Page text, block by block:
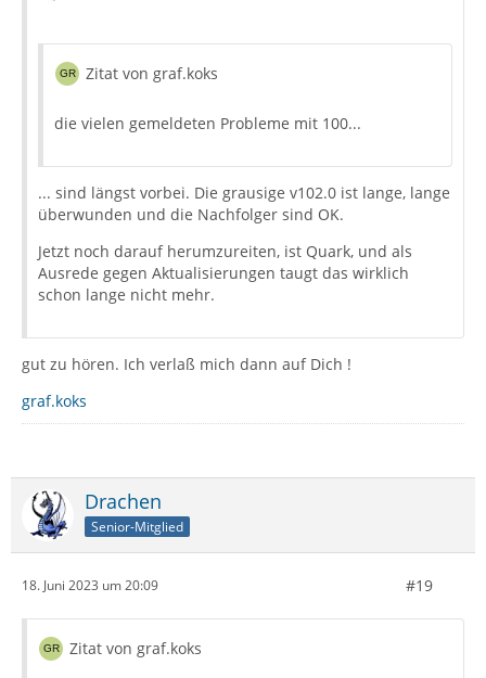
Zitat von graf.koks
die vielen gemeldeten Probleme mit 100...
... sind längst vorbei. Die grausige v102.0 ist lange, lange
überwunden und die Nachfolger sind OK.
Jetzt noch darauf herumzureiten, ist Quark, und als
Ausrede gegen Aktualisierungen taugt das wirklich
schon lange nicht mehr.
gut zu hören. Ich verlaß mich dann auf Dich !
graf.koks
Drachen
Senior-Mitglied
18. Juni 2023 um 20:09 #19
Zitat von graf.koks